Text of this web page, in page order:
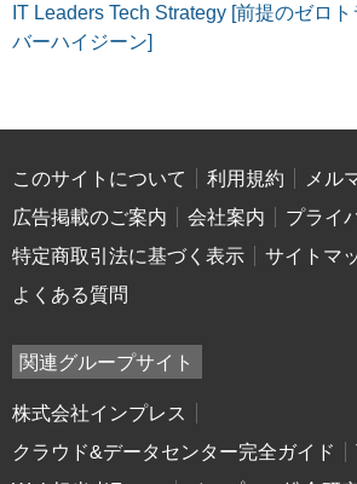
IT Leaders Tech Strategy [前提のゼロ
バーハイジーン]
このサイトについて 利用規約
メル
広告掲載のご案内
会社案内
プライ
特定商取引法に基づく表示
サイトマ
よくある質問
関連グループサイト
株式会社インプレス
クラウド&データセンター完全ガイド